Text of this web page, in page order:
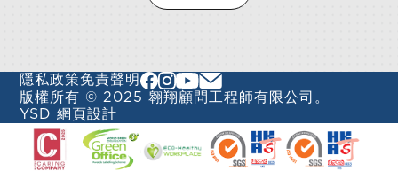
隱私政策免責聲明
版權所有 © 2025 翱翔顧問工程師有限公司。
YSD網頁設計